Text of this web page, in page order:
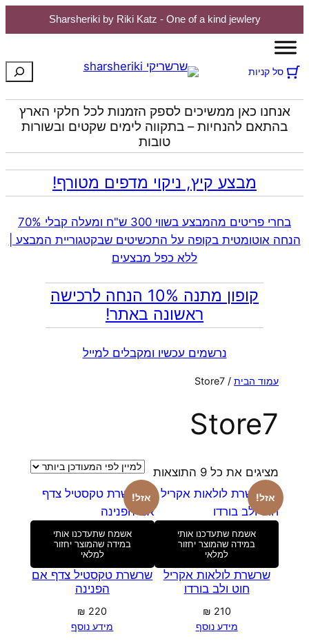
Sharsheriki by Riki Katz - One of a kind jewlery
סל קניות חיפוש
אנחנו כאן ממשיכים לספק הזמנות לכל חלקי הארץ
בהתאם להנחיות – בתקווה לימים שקטים ובשורות
טובות
מבצע קיץ, ניקוי מדפים מטורף!
בחרי פריטים מהמבצע בשווי 300 ש"ח ומעלה קבלי 70%
הנחה אוטומטית בקופה על התכשיטים שבקטגוריית המבצע |
ללא כפל מבצעים
קופון מתנה 10% הנחה לרכישה
ראשונה באתר!
נרשמים עכשיו ומקבלים למייל
עמוד הבית/ Store7
Store7
מציגים את כל ⁦9⁩ התוצאות
ממוין
לפי
הפריט
העדכני
ביותר
אזל!
אשמח שתעדכנו אותי
במידה שהמוצר יחזור
למלאי
שרשרת לולאות אקריל
חוט ולב בורדו
₪ 210
מידע נוסף
אזל!
אשמח שתעדכנו אותי
במידה שהמוצר יחזור
למלאי
שרשרת טקסטיל צדף אם
הפנינה
₪ 220
מידע נוסף